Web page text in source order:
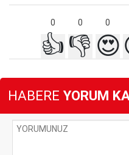
0 0 0
👍 👎 😍
HABERE YORUM